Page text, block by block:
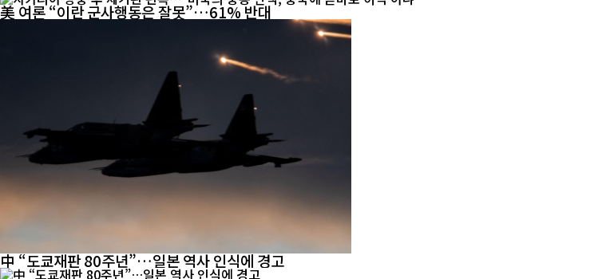
美 여론 “이란 군사행동은 잘못”…61% 반대
中 “도쿄재판 80주년”…일본 역사 인식에 경고